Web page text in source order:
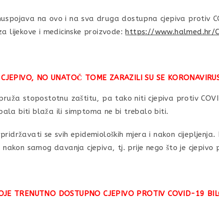
na ovo i na sva druga dostupna cjepiva protiv
lijekove i medicinske proizvode:https://www.halmed.hr/
NO UNATOČ TOME ZARAZILI SU SE
stopostotnu zaštitu, pa tako niti cjepiva protiv
biti blaža ili simptoma ne bi trebalo biti.
se svih epidemioloških mjera i nakon
nakon samog davanja cjepiva, tj. prije nego što je cjepivo
TRENUTNO DOSTUPNO CJEPIVO PROTIV COVID-19